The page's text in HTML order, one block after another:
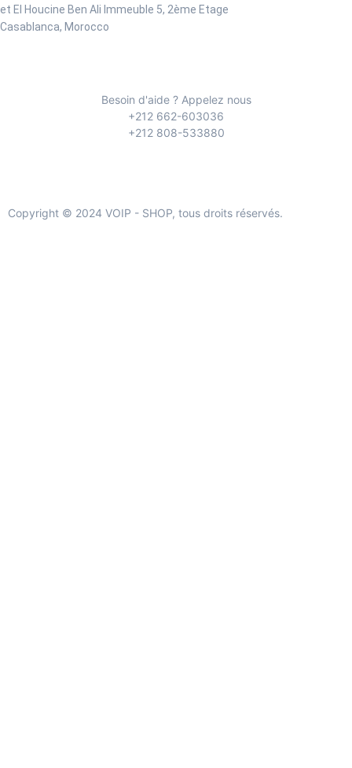
et El Houcine Ben Ali Immeuble 5, 2ème Etage
Casablanca, Morocco
Besoin d'aide ? Appelez nous
+212 662-603036
+212 808-533880
Copyright © 2024 VOIP - SHOP, tous droits réservés.